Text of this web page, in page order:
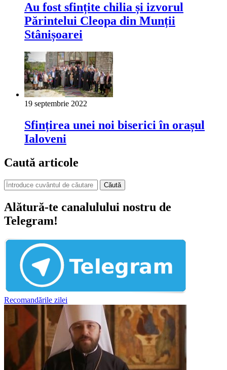
Au fost sfințite chilia și izvorul
Părintelui Cleopa din Munții
Stânișoarei
19 septembrie 2022
Sfințirea unei noi biserici în orașul
Ialoveni
Caută articole
Căută
Alătură-te canalulului nostru de
Telegram!
Recomandările zilei